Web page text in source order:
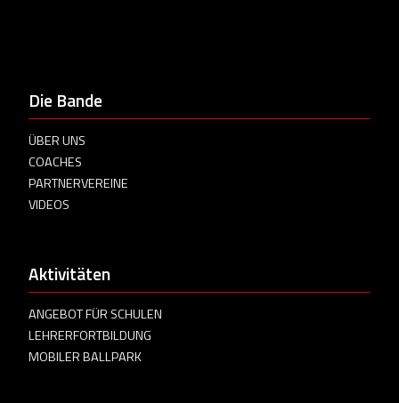
Die Bande
ÜBER UNS
COACHES
PARTNERVEREINE
VIDEOS
Aktivitäten
ANGEBOT FÜR SCHULEN
LEHRERFORTBILDUNG
MOBILER BALLPARK